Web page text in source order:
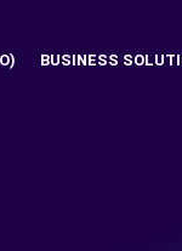
BUSINESS